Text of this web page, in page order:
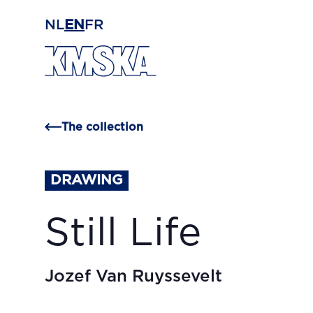
NL EN FR
The collection
DRAWING
Still Life
Jozef Van Ruyssevelt